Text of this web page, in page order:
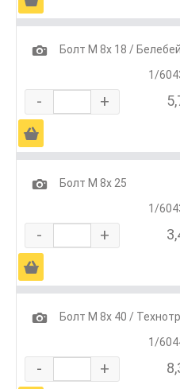
1
Болт М 8х 18 / Белебей
1/
- +
Ä
1
Болт М 8х 25
1/
- +
Ä
1
Болт М 8х 40 /
1/
- +